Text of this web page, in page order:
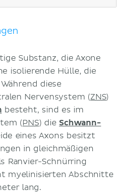
Substanz, die Axone
isolierende Hülle, die
diese
Nervensystem (ZNS)
besteht, sind es im
(PNS) die Schwann-
eines Axons besitzt
in gleichmäßigen
Ranvier-Schnürring
myelinisierten Abschnitte
lang.